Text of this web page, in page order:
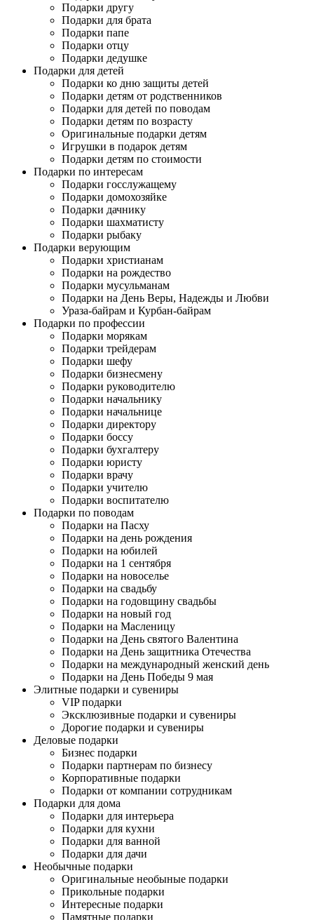
Подарки другу
Подарки для брата
Подарки папе
Подарки отцу
Подарки дедушке
Подарки для детей
Подарки ко дню защиты детей
Подарки детям от родственников
Подарки для детей по поводам
Подарки детям по возрасту
Оригинальные подарки детям
Игрушки в подарок детям
Подарки детям по стоимости
Подарки по интересам
Подарки госслужащему
Подарки домохозяйке
Подарки дачнику
Подарки шахматисту
Подарки рыбаку
Подарки верующим
Подарки христианам
Подарки на рождество
Подарки мусульманам
Подарки на День Веры, Надежды и Любви
Ураза-байрам и Курбан-байрам
Подарки по профессии
Подарки морякам
Подарки трейдерам
Подарки шефу
Подарки бизнесмену
Подарки руководителю
Подарки начальнику
Подарки начальнице
Подарки директору
Подарки боссу
Подарки бухгалтеру
Подарки юристу
Подарки врачу
Подарки учителю
Подарки воспитателю
Подарки по поводам
Подарки на Пасху
Подарки на день рождения
Подарки на юбилей
Подарки на 1 сентября
Подарки на новоселье
Подарки на свадьбу
Подарки на годовщину свадьбы
Подарки на новый год
Подарки на Масленицу
Подарки на День святого Валентина
Подарки на День защитника Отечества
Подарки на международный женский день
Подарки на День Победы 9 мая
Элитные подарки и сувениры
VIP подарки
Эксклюзивные подарки и сувениры
Дорогие подарки и сувениры
Деловые подарки
Бизнес подарки
Подарки партнерам по бизнесу
Корпоративные подарки
Подарки от компании сотрудникам
Подарки для дома
Подарки для интерьера
Подарки для кухни
Подарки для ванной
Подарки для дачи
Необычные подарки
Оригинальные необыные подарки
Прикольные подарки
Интересные подарки
Памятные подарки